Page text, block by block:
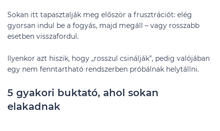
Sokan itt tapasztalják meg először a frusztrációt: elég
gyorsan indul be a fogyás, majd megáll – vagy rosszabb
esetben visszafordul.
Ilyenkor azt hiszik, hogy „rosszul csinálják”, pedig valójában
egy nem fenntartható rendszerben próbálnak helytállni.
5 gyakori buktató, ahol sokan
elakadnak